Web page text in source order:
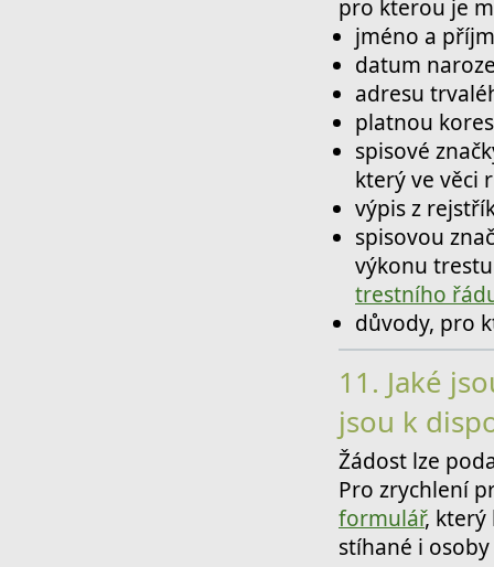
pro kterou je
jméno a
datum
adresu
platnou
spisové
který ve věci
výpis z
spisovou
výkonu
trestního
důvody, pro
11. Jaké
jsou k
Žádost lze
Pro zrychlení
formulář, který
stíhané i